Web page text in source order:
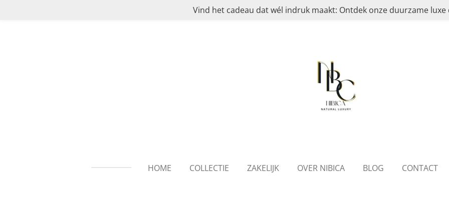
Vind het cadeau dat wél indruk maakt: Ontdek onze duurzame luxe
HOME COLLECTIE ZAKELIJK OVER NIBICA BLOG CONTACT